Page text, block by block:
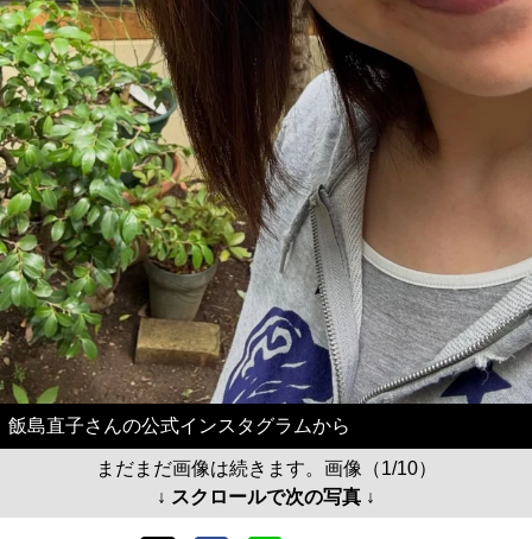
飯島直子さんの公式インスタグラムから
まだまだ画像は続きます。画像（1/10）
↓ スクロールで次の写真 ↓